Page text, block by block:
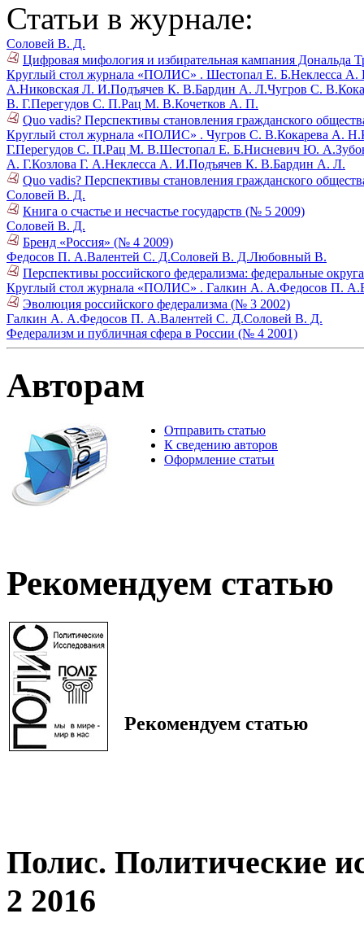
Статьи в журнале:
Соловей В. Д.
Цифровая мифология и избирательная кампания Дональда
Круглый стол журнала «ПОЛИС» . Шестопал Е. Б.Неклесса А.
А.Никовская Л. И.Подъячев К. В.Бардин А. Л.Чугров С. В.
В. Г.Перегудов С. П.Рац М. В.Кочетков А. П.
Quo vadis? Перспективы становления гражданского
Круглый стол журнала «ПОЛИС» . Чугров С. В.Кокарева А. Н.
Г.Перегудов С. П.Рац М. В.Шестопал Е. Б.Нисневич Ю. А.
А. Г.Козлова Г. А.Неклесса А. И.Подъячев К. В.Бардин А. Л.
Quo vadis? Перспективы становления гражданского
Соловей В. Д.
Книга о счастье и несчастье государств (№ 5 2009)
Соловей В. Д.
Бренд «Россия» (№ 4 2009)
Федосов П. А.Валентей С. Д.Соловей В. Д.Любовный В.
Перспективы российского федерализма: федеральные
Круглый стол журнала «ПОЛИС» . Галкин А. А.Федосов П. А.
Эволюция российского федерализма (№ 3 2002)
Галкин А. А.Федосов П. А.Валентей С. Д.Соловей В. Д.
Федерализм и публичная сфера в России (№ 4 2001)
Авторам
Отправить статью
К сведению авторов
Оформление статьи
Рекомендуем статью
Рекомендуем статью
Полис. Политические
2 2016